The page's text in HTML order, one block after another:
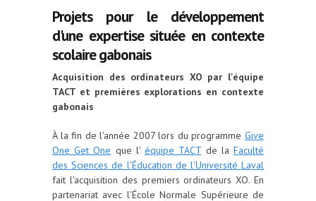
Projets pour le développement
d'une expertise située en contexte
scolaire gabonais
Acquisition des ordinateurs XO par l'équipe
TACT et premières explorations en contexte
gabonais
À la fin de l'année 2007 lors du programme Give
One Get One que l'équipe TACT de laFaculté
des Sciences de l'Éducation de l'Université Laval
fait l'acquisition des premiers ordinateurs XO. En
partenariat avec l'École Normale Supérieure de